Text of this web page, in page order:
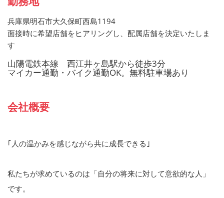
兵庫県明石市大久保町西島1194
面接時に希望店舗をヒアリングし、配属店舗を決定いたしま
す
山陽電鉄本線 西江井ヶ島駅から徒歩3分
マイカー通勤・バイク通勤OK。無料駐車場あり
会社概要
｢人の温かみを感じながら共に成長できる｣
私たちが求めているのは「自分の将来に対して意欲的な人」
です。